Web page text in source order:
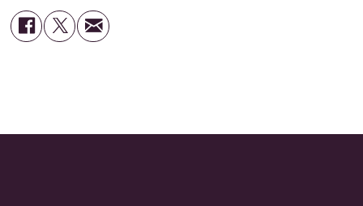
Kostnadsbesparende – enklere
installasjon og lavere
sammenlignet med tradisjonelle løsninger.